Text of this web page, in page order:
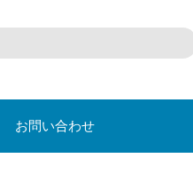
お問い合わせ